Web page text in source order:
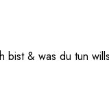
bist & was du tun